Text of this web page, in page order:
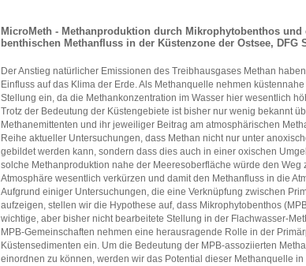
MicroMeth - Methanproduktion durch Mikrophytobenthos und
benthischen Methanfluss in der Küstenzone der Ostsee, DFG
Der Anstieg natürlicher Emissionen des Treibhausgases Methan
Einfluss auf das Klima der Erde. Als Methanquelle nehmen
Stellung ein, da die Methankonzentration im Wasser hier wesentlich
Trotz der Bedeutung der Küstengebiete ist bisher nur wenig bekannt
Methanemittenten und ihr jeweiliger Beitrag am atmosphärischen
Reihe aktueller Untersuchungen, dass Methan nicht nur unter
gebildet werden kann, sondern dass dies auch in einer oxischen
solche Methanproduktion nahe der Meeresoberfläche würde den Weg
Atmosphäre wesentlich verkürzen und damit den Methanfluss in die
Aufgrund einiger Untersuchungen, die eine Verknüpfung zwischen
aufzeigen, stellen wir die Hypothese auf, dass Mikrophytobenthos
wichtige, aber bisher nicht bearbeitete Stellung in der Flachwasser-
MPB-Gemeinschaften nehmen eine herausragende Rolle in der
Küstensedimenten ein. Um die Bedeutung der MPB-assoziierten
einordnen zu können, werden wir das Potential dieser Methanquelle